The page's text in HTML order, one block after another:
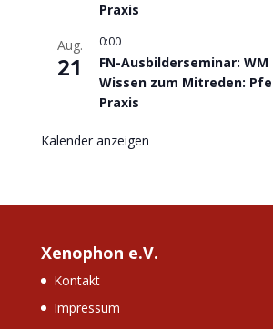
Praxis
Aug.
21
0:00
FN-Ausbilderseminar: WM
Wissen zum Mitreden:
Praxis
Kalender anzeigen
Xenophon e.V.
Kontakt
Impressum